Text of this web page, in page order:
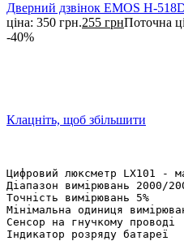
Дверний дзвінок EMOS H-
ціна: 350 грн.255 грнПоточна
-40%
Клацніть, щоб збільшити
Цифровий люксметр LX101 -
Діапазон вимірювань 2000/
Точність вимірювань 5%
Мінімальна одиниця
Сенсор на гнучкому проводі
Індикатор розряду батареї